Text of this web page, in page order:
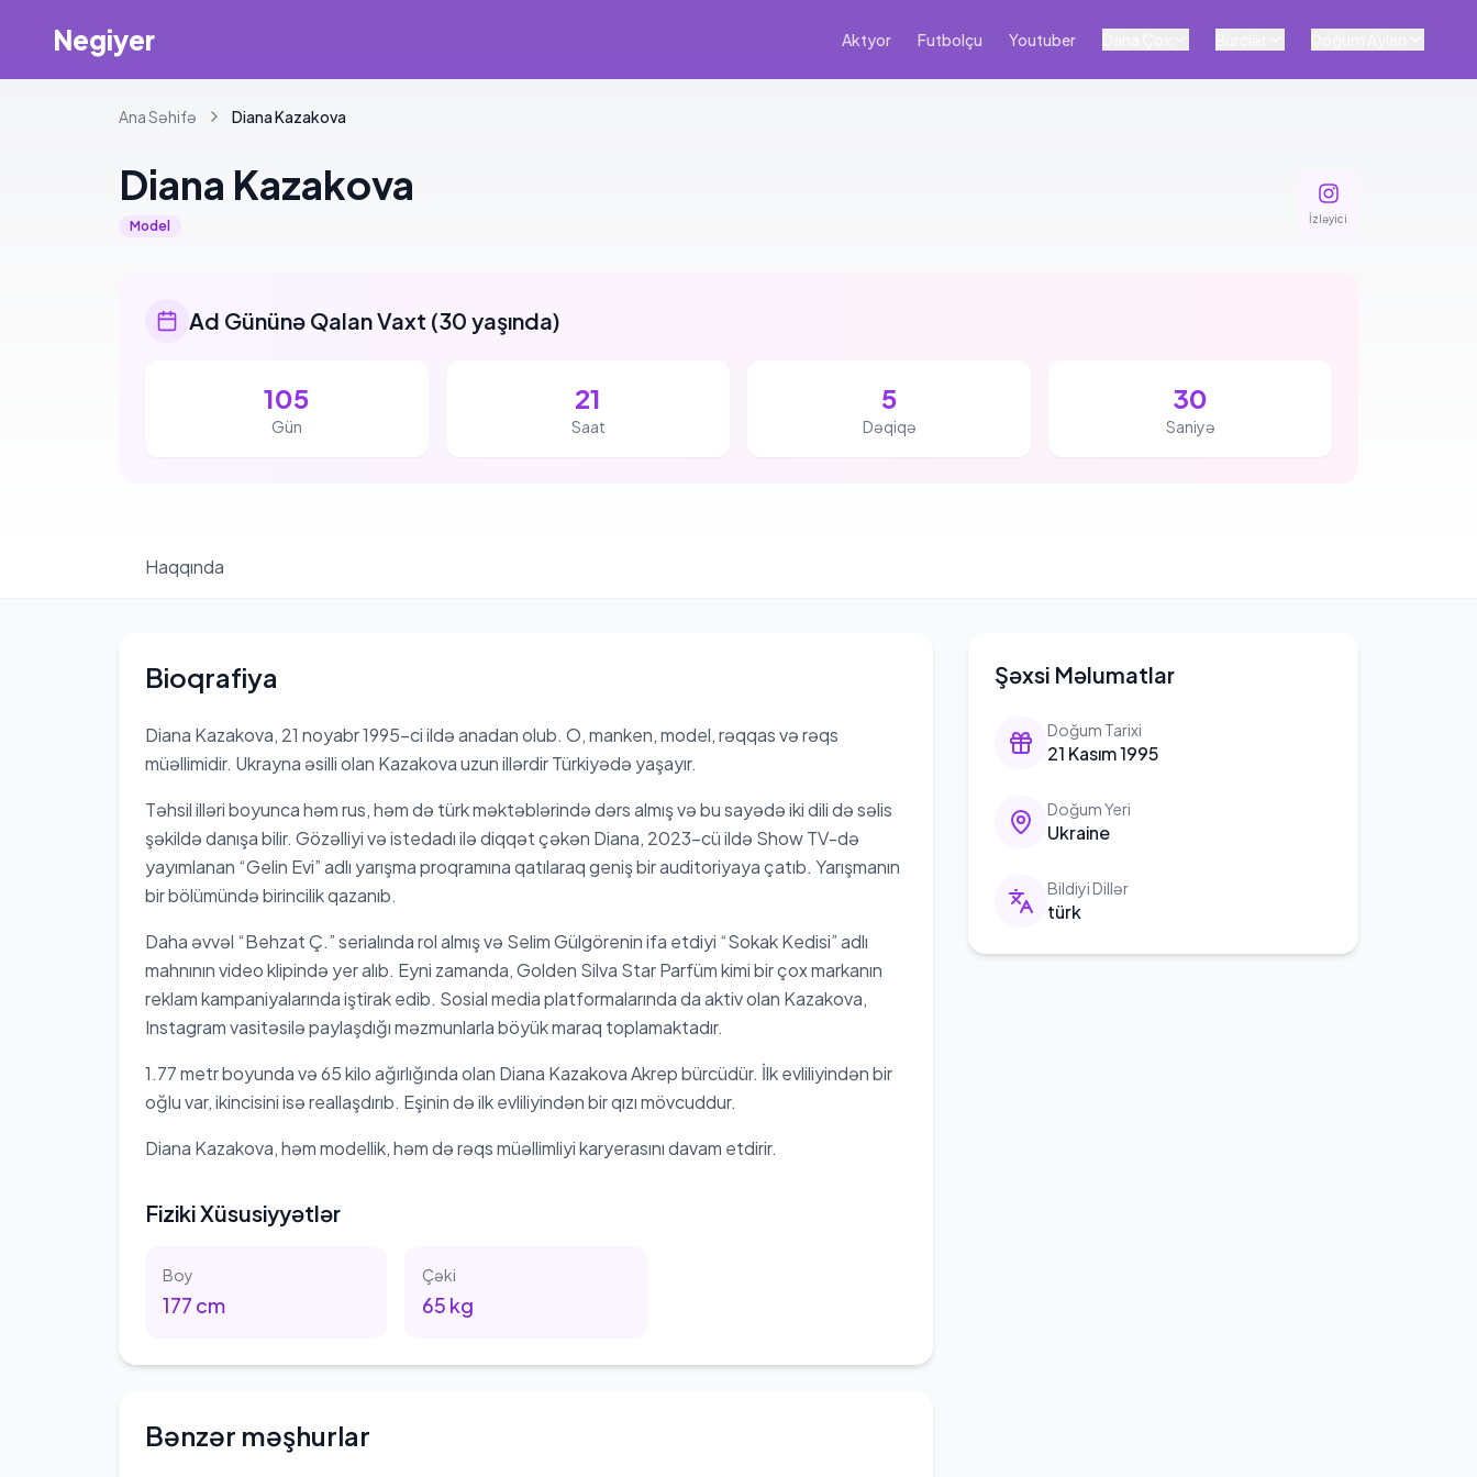
Negiyer Aktyor Futbolçu Youtuber
Ana Səhifə DianaKazakova
Diana Kazakova
Model İzləyici
Ad Gününə Qalan Vaxt (30 yaşında)
105
Gün
21
Saat
5
Dəqiqə
30
Saniyə
Haqqında
Şəxsi Məlumatlar
Doğum Tarixi
21 Kasım 1995
Doğum Yeri
Ukraine
Bildiyi Dillər
türk
Bioqrafiya
Diana Kazakova, 21 noyabr 1995-ci ildə anadan olub. O, manken, model, rəqqas və rəqs
müəllimidir. Ukrayna əsilli olan Kazakova uzun illərdir Türkiyədə yaşayır.
Təhsil illəri boyunca həm rus, həm də türk məktəblərində dərs almış və bu sayədə iki dili də səlis
şəkildə danışa bilir. Gözəlliyi və istedadı ilə diqqət çəkən Diana, 2023-cü ildə Show TV-də
yayımlanan “Gelin Evi” adlı yarışma proqramına qatılaraq geniş bir auditoriyaya çatıb. Yarışmanın
bir bölümündə birincilik qazanıb.
Daha əvvəl “Behzat Ç.” serialında rol almış və Selim Gülgörenin ifa etdiyi “Sokak Kedisi” adlı
mahnının video klipində yer alıb. Eyni zamanda, Golden Silva Star Parfüm kimi bir çox markanın
reklam kampaniyalarında iştirak edib. Sosial media platformalarında da aktiv olan Kazakova,
Instagram vasitəsilə paylaşdığı məzmunlarla böyük maraq toplamaktadır.
1.77 metr boyunda və 65 kilo ağırlığında olan Diana Kazakova Akrep bürcüdür. İlk evliliyindən bir
oğlu var, ikincisini isə reallaşdırıb. Eşinin də ilk evliliyindən bir qızı mövcuddur.
Diana Kazakova, həm modellik, həm də rəqs müəllimliyi karyerasını davam etdirir.
Fiziki Xüsusiyyətlər
Boy
177 cm
Çəki
65 kg
Bənzər məşhurlar